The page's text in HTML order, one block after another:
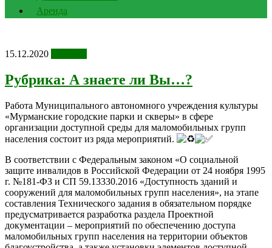
Аренда
15.12.2020
Рубрика: А знаете ли Вы…?
Работа Муниципального автономного учреждения культуры
«Мурманские городские парки и скверы» в сфере
организации доступной среды для маломобильных групп
населения состоит из ряда мероприятий.
В соответствии с Федеральным законом «О социальной
защите инвалидов в Российской Федерации от 24 ноября 1995
г. №181-ФЗ и СП 59.13330.2016 «Доступность зданий и
сооружений для маломобильных групп населения», на этапе
составления Технического задания в обязательном порядке
предусматривается разработка раздела Проектной
документации – мероприятий по обеспечению доступа
маломобильных групп населения на территории объектов